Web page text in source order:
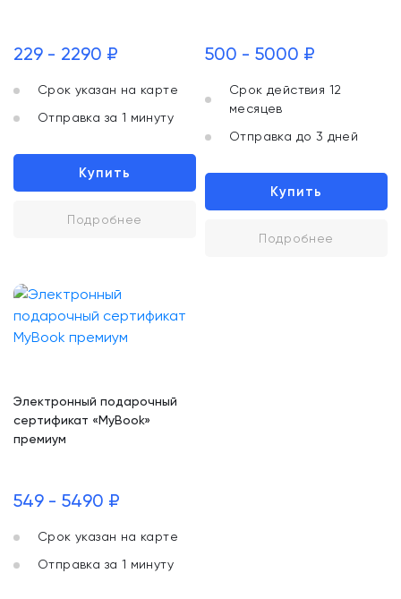
229 - 2290 ₽
Срок указан на карте
Отправка за 1 минуту
Купить
Подробнее
500 - 5000 ₽
Срок действия 12
месяцев
Отправка до 3 дней
Купить
Подробнее
Электронный подарочный
сертификат «MyBook»
премиум
549 - 5490 ₽
Срок указан на карте
Отправка за 1 минуту